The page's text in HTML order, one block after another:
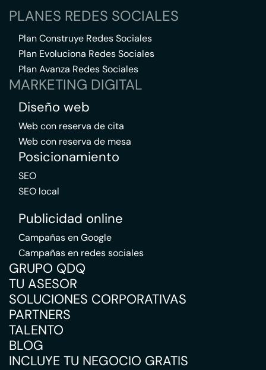
PLANES REDES SOCIALES
Plan Construye Redes Sociales
Plan Evoluciona Redes Sociales
Plan Avanza Redes Sociales
MARKETING DIGITAL
Diseño web
Web con reserva de cita
Web con reserva de mesa
Posicionamiento
SEO
SEO local
Publicidad online
Campañas en Google
Campañas en redes sociales
GRUPO QDQ
TU ASESOR
SOLUCIONES CORPORATIVAS
PARTNERS
TALENTO
BLOG
INCLUYE TU NEGOCIO GRATIS